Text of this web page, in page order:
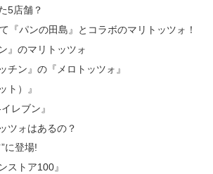
5店舗？
『パンの田島』とコラボのマリトッツォ！
』のマリトッツォ
チン』の『メロトッツォ』
ト）』
レブン』
ツォはあるの？
に登場!
ストア100』